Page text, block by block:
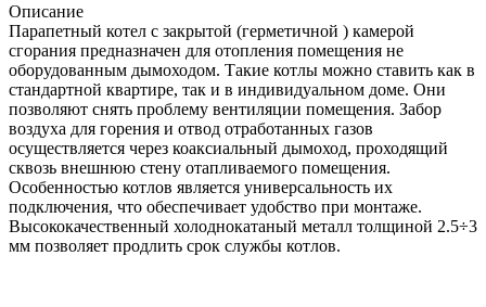
Описание
Парапетный котел с закрытой (герметичной ) камерой
сгорания предназначен для отопления помещения не
оборудованным дымоходом. Такие котлы можно ставить как в
стандартной квартире, так и в индивидуальном доме. Они
позволяют снять проблему вентиляции помещения. Забор
воздуха для горения и отвод отработанных газов
осуществляется через коаксиальный дымоход, проходящий
сквозь внешнюю стену отапливаемого помещения.
Особенностью котлов является универсальность их
подключения, что обеспечивает удобство при монтаже.
Высококачественный холоднокатаный металл толщиной 2.5÷3
мм позволяет продлить срок службы котлов.